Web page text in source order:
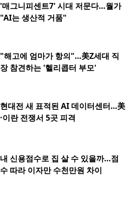
'매그니피센트7' 시대 저문다…월가
"AI는 생산적 거품"
"해고에 엄마가 항의"…美Z세대 직
장 참견하는 '헬리콥터 부모'
현대전 새 표적된 AI 데이터센터…美
·이란 전쟁서 5곳 피격
내 신용점수로 집 살 수 있을까…점
수 따라 이자만 수천만원 차이